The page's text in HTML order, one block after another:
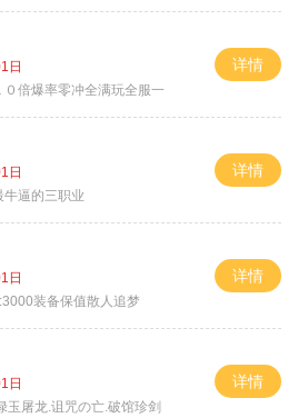
日
０倍爆率零冲全满玩全服一
详情
日
牛逼的三职业
详情
日
装备保值散人追梦
详情
日
玉屠龙.诅咒の亡.破馆珍剑
详情